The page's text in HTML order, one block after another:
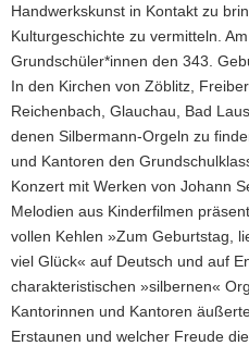
Handwerkskunst in Kontakt zu
Kulturgeschichte zu vermitteln.
Grundschüler*innen den 343.
In den Kirchen von Zöblitz,
Reichenbach, Glauchau, Bad
denen Silbermann-Orgeln zu
und Kantoren den
Konzert mit Werken von Johann
Melodien aus Kinderfilmen
vollen Kehlen »Zum Geburtstag,
viel Glück« auf Deutsch und auf
charakteristischen »silbernen«
Kantorinnen und Kantoren
Erstaunen und welcher Freude